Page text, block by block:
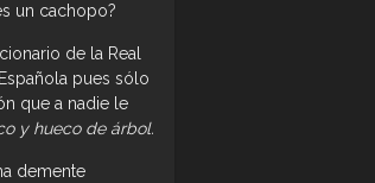
un cachopo?
de la Real
pues sólo
que a nadie le
y hueco de árbol.
demente